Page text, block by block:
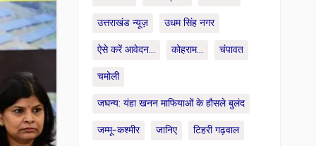
उत्तराखंड न्यूज़ उधम सिंह नगर
ऐसे करें आवेदन... कोहराम... चंपावत
चमोली
जघन्य: यंहा खनन माफियाओं के हौसले बुलंद
जम्मू-कश्मीर जानिए टिहरी गढ़वाल